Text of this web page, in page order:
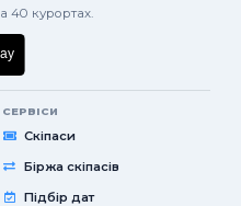
40 курортах.
СЕРВІСИ
Скіпаси
Біржа скіпасів
Підбір дат